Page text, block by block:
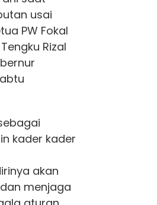
usai
PW Fokal
Rizal
kader kader
akan
menjaga